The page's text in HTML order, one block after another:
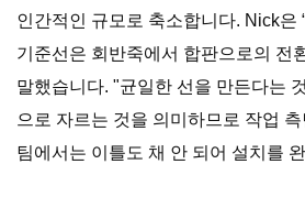
인간적인 규모로 축소합니다. Nick은
기준선은 회반죽에서 합판으로의 전
말했습니다. "균일한 선을 만든다는
으로 자르는 것을 의미하므로 작업
팀에서는 이틀도 채 안 되어 설치를